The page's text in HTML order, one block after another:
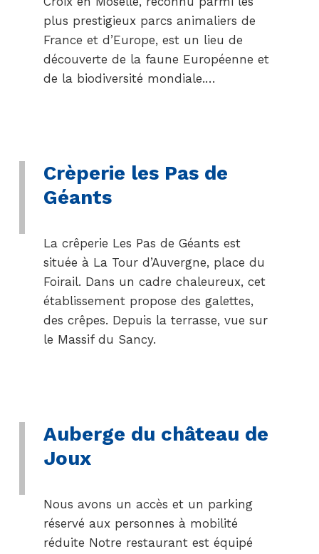
plus prestigieux parcs animaliers de
France et d’Europe, est un lieu de
découverte de la faune Européenne et
de la biodiversité mondiale.…
Crèperie les Pas de
Géants
La crêperie Les Pas de Géants est
située à La Tour d’Auvergne, place du
Foirail. Dans un cadre chaleureux, cet
établissement propose des galettes,
des crêpes. Depuis la terrasse, vue sur
le Massif du Sancy.
Auberge du château de
Joux
Nous avons un accès et un parking
réservé aux personnes à mobilité
réduite Notre restaurant est équipé